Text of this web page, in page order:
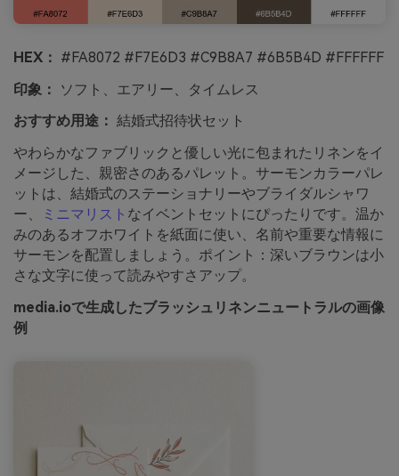
HEX： #FA8072 #F7E6D3 #C9B8A7 #6B5B4D #FFFFFF
印象：
ソフト、エアリー、タイムレス
おすすめ用途： 結婚式招待状セット
やわらかなファブリックと優しい光に包まれたリネンをイ
メージした、親密さのあるパレット。サーモンカラーパレ
ットは、結婚式のステーショナリーやブライダルシャワ
ー、
ミニマリスト なイベントセットにぴったりです。温か
みのあるオフホワイトを紙面に使い、名前や重要な情報に
サーモンを配置しましょう。ポイント：深いブラウンは小
さな文字に使って読みやすさアップ。
media.ioで生成したブラッシュリネンニュートラルの画像
例